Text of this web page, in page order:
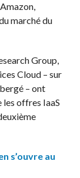
marché du
Group,
Cloud – sur
– ont
offres IaaS
s’ouvre au